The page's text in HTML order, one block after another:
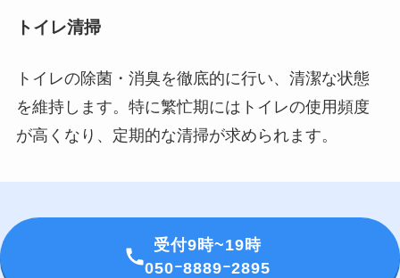
トイレ清掃
トイレの除菌・消臭を徹底的に行い、清潔な状態
を維持します。特に繁忙期にはトイレの使用頻度
が高くなり、定期的な清掃が求められます。
受付9時~19時
050ｰ8889ｰ2895